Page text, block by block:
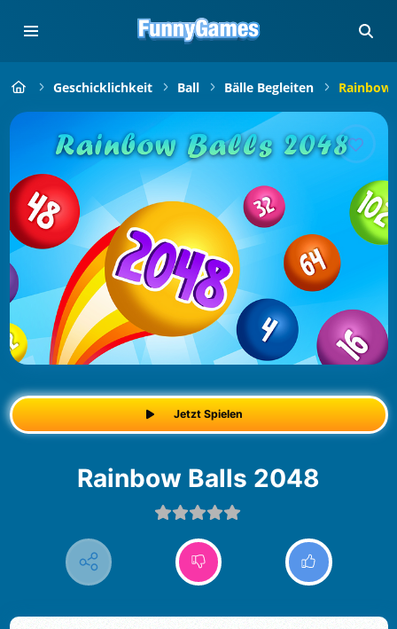
Geschicklichkeit Ball Bälle Begleiten Rainbow
Jetzt Spielen
Rainbow Balls 2048